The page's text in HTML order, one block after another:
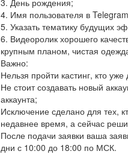
3. День рождения;
4. Имя пользователя в
5. Указать тематику будущих
6. Видеоролик хорошего
крупным планом, чистая
Важно:
Нельзя пройти кастинг, кто
Не стоит создавать новый
аккаунта;
Исключение сделано для тех,
недавнее время, а сейчас
После подачи заявки ваша
дни с 10:00 до 18:00 по МСК.